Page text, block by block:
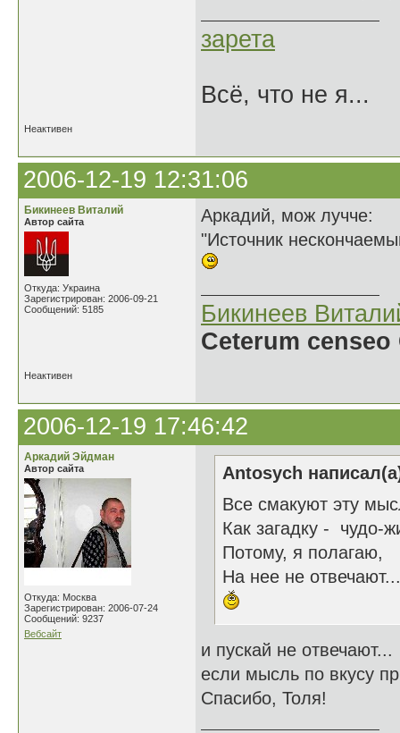
зарета
Всё, что не я...
Неактивен
2006-12-19 12:31:06
Бикинеев Виталий
Автор сайта
Откуда: Украина
Зарегистрирован: 2006-09-21
Сообщений: 5185
Аркадий, мож лучче:
"Источник
Бикинеев
Ceterum
Неактивен
2006-12-19 17:46:42
Аркадий Эйдман
Автор сайта
Откуда: Москва
Зарегистрирован: 2006-07-24
Сообщений: 9237
Вебсайт
Antosych
Все смакуют эту
Как загадку - чудо-
Потому, я полагаю,
На нее не отвечают...
и пускай не отвечают...
если мысль по вкусу
Спасибо, Толя!